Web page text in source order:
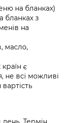
на бланках)
бланках з
на
масло,
є
не всі можливі